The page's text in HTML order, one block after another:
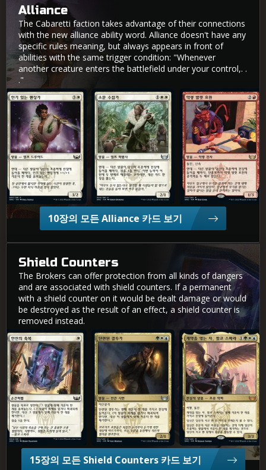
Alliance
The Cabaretti faction takes advantage of their connections
with the new alliance ability word. Alliance doesn't have any
specific rules meaning, but always appears in front of
abilities with the same trigger condition: "Whenever
another creature enters the battlefield under your control,. .
."
인기 있는 펜싱가 소문 수집가 악령 발렛 요원
10장의 모든 Alliance 카드 보기
Shield Counters
The Brokers can offer protection from all kinds of dangers
and are associated with shield counters. If a permanent
with a shield counter on it would be dealt damage or would
be destroyed as the result of an effect, a shield counter is
removed instead.
안전의 축복 단련된 결투가 계약을 엮는 자, 팔코 스파라
15장의 모든 Shield Counters 카드 보기